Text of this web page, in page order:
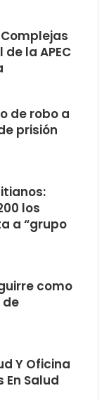
la APEC
de robo a
prisión
los
a “grupo
como
de
Y Oficina
Salud